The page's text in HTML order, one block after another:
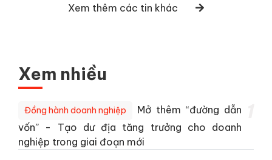
Xem thêm các tin khác
Xem nhiều
Đồng hành doanh nghiệp
Mở thêm “đường dẫn
vốn” - Tạo dư địa tăng trưởng cho doanh
nghiệp trong giai đoạn mới